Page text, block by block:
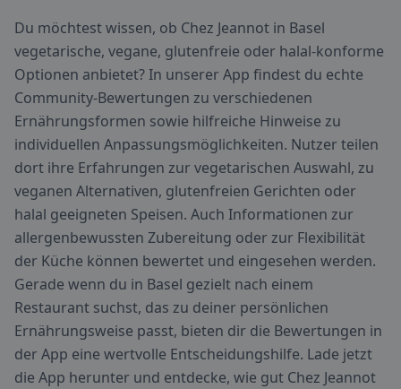
Du möchtest wissen, ob Chez Jeannot in Basel
vegetarische, vegane, glutenfreie oder halal-konforme
Optionen anbietet? In unserer App findest du echte
Community-Bewertungen zu verschiedenen
Ernährungsformen sowie hilfreiche Hinweise zu
individuellen Anpassungsmöglichkeiten. Nutzer teilen
dort ihre Erfahrungen zur vegetarischen Auswahl, zu
veganen Alternativen, glutenfreien Gerichten oder
halal geeigneten Speisen. Auch Informationen zur
allergenbewussten Zubereitung oder zur Flexibilität
der Küche können bewertet und eingesehen werden.
Gerade wenn du in Basel gezielt nach einem
Restaurant suchst, das zu deiner persönlichen
Ernährungsweise passt, bieten dir die Bewertungen in
der App eine wertvolle Entscheidungshilfe. Lade jetzt
die App herunter und entdecke, wie gut Chez Jeannot